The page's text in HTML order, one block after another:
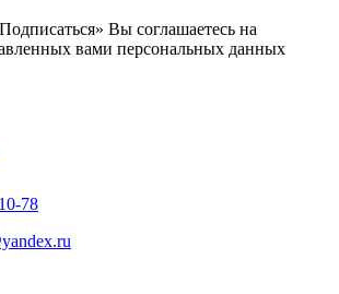
Вы соглашаетесь на
вами персональных данных
78